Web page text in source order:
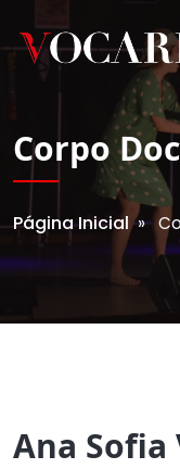
Corpo
Página Inicial»
Ana Sofia